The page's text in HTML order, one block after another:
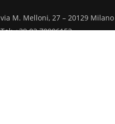
via M. Melloni, 27 – 20129 Milano
Tel: +39.02.70006152